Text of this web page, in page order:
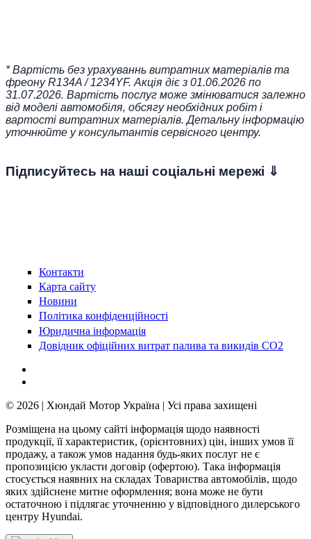
* Вартість без урахуваннь витратних матеріалів та
фреону R134A / 1234YF. Акція діє з 01.06.2026 по
31.07.2026. Вартість послуг може змінюватися залежно
від моделі автомобіля, обсягу необхідних робіт і
вартості витратних матеріалів. Детальну інформацію
уточнюйте у консультантів сервісного центру.
Підписуйтесь на наші соціальні мережі ⇓
Контакти
Карта сайту
Новини
Політика конфіденційності
Юридична інформація
Довідник офіційних витрат палива та викидів СО2
© 2026 | Хюндай Мотор Україна | Усі права захищені
Розміщена на цьому сайті інформація щодо наявності
продукції, її характеристик, (орієнтовних) цін, інших умов її
продажу, а також умов надання будь-яких послуг не є
пропозицією укласти договір (офертою). Така інформація
стосується наявних на складах Товариства автомобілів, щодо
яких здійснене митне оформлення; вона може не бути
остаточною і підлягає уточненню у відповідного дилерського
центру Hyundai.